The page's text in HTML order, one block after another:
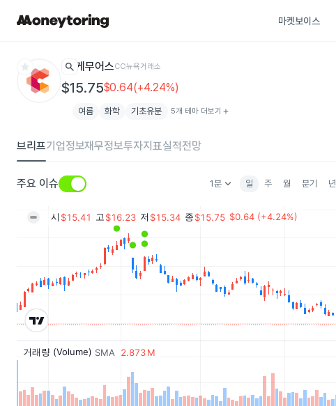
마켓보이스
star search 케무어스CC뉴욕거래소
$15.75$0.64(+4.24%)
여름 화학 기초유분 5개 테마 더보기 add
브리프기업정보재무정보투자지표실적전망
주요 이슈 1분keyboard_arrow_down 일 주 월 분기 년